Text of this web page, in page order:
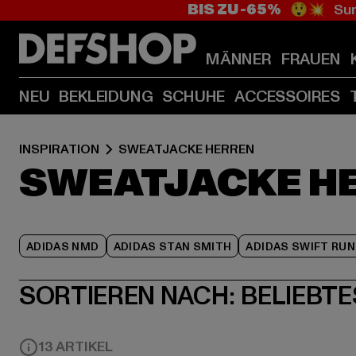
BIS ZU -65% 😲💥
MÄNNER FRAUEN
NEU BEKLEIDUNG SCHUHE ACCESSOIRES
INSPIRATION SWEATJACKE HERREN
SWEATJACKE
ADIDAS NMD ADIDAS STAN SMITH ADIDAS SWIFT RUN
SORTIEREN NACH:
13 ARTIKEL